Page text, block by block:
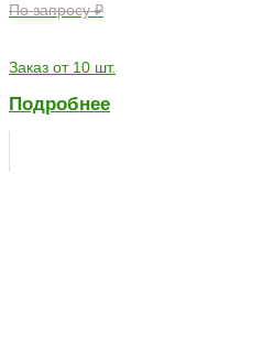
По запросу ₽
Заказ от 10 шт.
Подробнее